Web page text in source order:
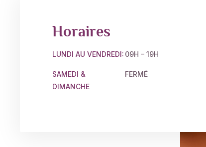
Horaires
LUNDI AU VENDREDI: 09H – 19H
SAMEDI &
DIMANCHE
FERMÉ